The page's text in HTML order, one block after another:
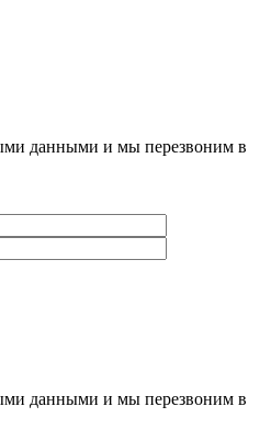
данными и мы перезвоним в
данными и мы перезвоним в